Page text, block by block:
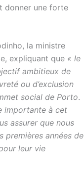
donner une forte
la ministre
expliquant que « le
ambitieux de
ou d’exclusion
social de Porto.
importante à cet
assurer que nous
premières années de
leur vie